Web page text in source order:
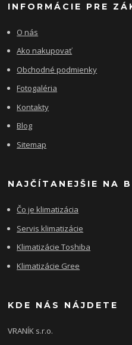
INFORMÁCIE PRE
O nás
Ako nakupovať
Obchodné podmienky
Fotogaléria
Kontakty
Blog
Sitemap
NAJČÍTANEJŠIE NA
Čo je klimatizácia
Servis klimatizácie
Klimatizácie Toshiba
Klimatizácie Gree
KDE NÁS NÁJDETE
VRANÍK s.r.o.